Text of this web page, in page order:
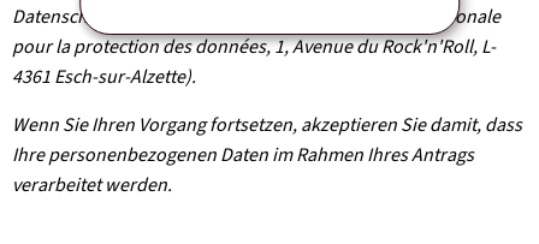
Datenschutz Beschwerde einzulegen (Commission nationale
pour la protection des données, 1, Avenue du Rock'n'Roll, L-
4361 Esch-sur-Alzette).
Wenn Sie Ihren Vorgang fortsetzen, akzeptieren Sie damit, dass
Ihre personenbezogenen Daten im Rahmen Ihres Antrags
verarbeitet werden.